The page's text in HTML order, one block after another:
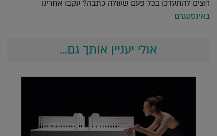
רוצים להתעדכן בכל פעם שעולה כתבה? עקבו אחרינו
באינסטגרם
אולי יעניין אותך גם...